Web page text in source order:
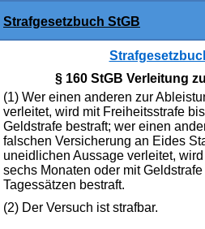
Strafgesetzbuch StGB
§ 160 StGB Verleitung
(1) Wer einen anderen zur
verleitet, wird mit Freiheitsstrafe
Geldstrafe bestraft; wer einen
falschen Versicherung an Eides
uneidlichen Aussage verleitet,
sechs Monaten oder mit
Tagessätzen bestraft.
(2) Der Versuch ist strafbar.